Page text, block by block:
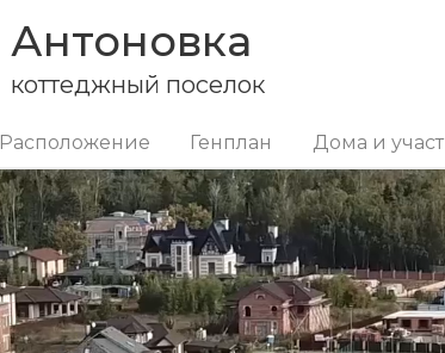
Антоновка
коттеджный поселок
Расположение Генплан Дома и